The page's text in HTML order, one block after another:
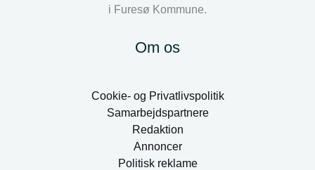
i Furesø Kommune.
Om os
Cookie- og Privatlivspolitik
Samarbejdspartnere
Redaktion
Annoncer
Politisk reklame